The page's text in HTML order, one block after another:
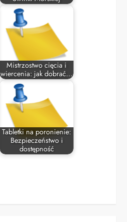
Mistrzostwo cięcia i
wiercenia: jak dobrać…
Tabletki na poronienie:
Bezpieczeństwo i
dostępność